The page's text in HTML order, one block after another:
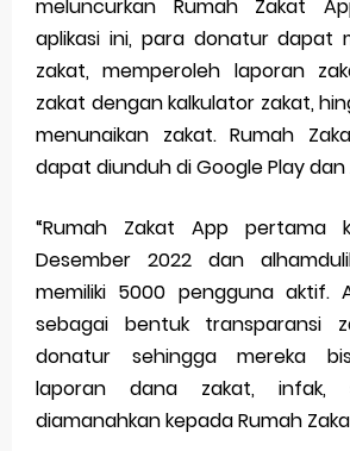
meluncurkan Rumah Zakat
aplikasi ini, para donatur dapat
zakat, memperoleh laporan
zakat dengan kalkulator zakat,
menunaikan zakat. Rumah
dapat diunduh di Google Play
“Rumah Zakat App pertama
Desember 2022 dan
memiliki 5000 pengguna aktif.
sebagai bentuk transparansi
donatur sehingga mereka
laporan dana zakat, infak,
diamanahkan kepada Rumah